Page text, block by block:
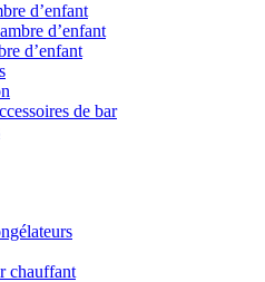
d’enfant
d’enfant
d’enfant
de bar
chauffant